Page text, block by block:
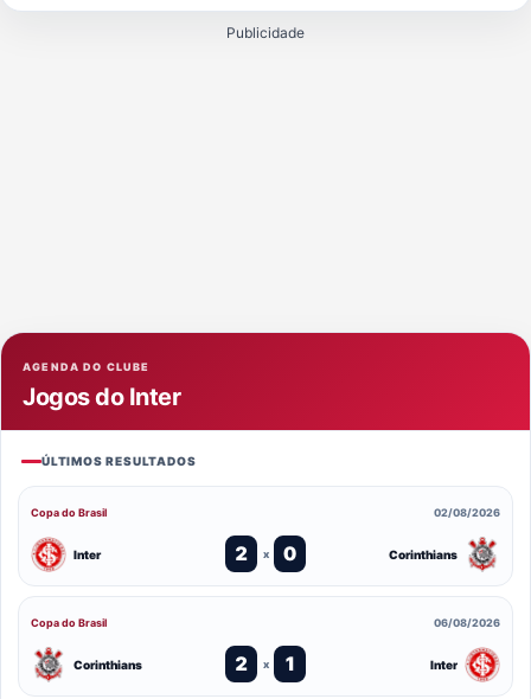
Publicidade
AGENDA DO CLUBE
Jogos do Inter
ÚLTIMOS RESULTADOS
Copa do Brasil 02/08/2026
Inter 2 x 0 Corinthians
Copa do Brasil 06/08/2026
Corinthians 2 x 1 Inter